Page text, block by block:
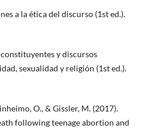
a la ética del discurso (1st ed.).
y discursos
sexualidad y religión (1st ed.).
O., & Gissler, M. (2017).
following teenage abortion and